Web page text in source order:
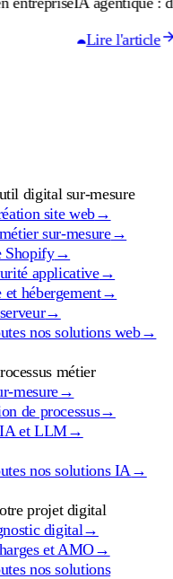
Lire l'article
digital sur-mesure
site web→
sur-mesure→
Shopify→
applicative→
hébergement→
→
nos solutions web→
métier
mesure→
de processus→
et LLM→
nos solutions IA→
projet digital
digital→
et AMO→
nos solutions